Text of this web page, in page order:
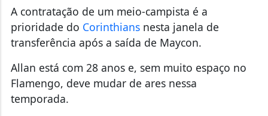
A contratação de um meio-campista é a
prioridade do Corinthiansnesta janela de
transferência após a saída de Maycon.
Allan está com 28 anos e, sem muito espaço no
Flamengo, deve mudar de ares nessa
temporada.